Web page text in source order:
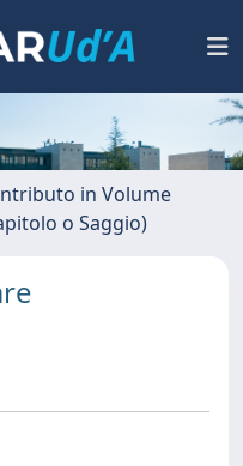
in Volume
o Saggio)